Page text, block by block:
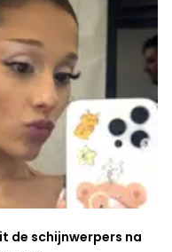
de schijnwerpers na